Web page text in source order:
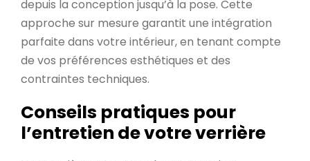
depuis la conception jusqu’à la pose. Cette
approche sur mesure garantit une intégration
parfaite dans votre intérieur, en tenant compte
de vos préférences esthétiques et des
contraintes techniques.
Conseils pratiques pour
l’entretien de votre verrière